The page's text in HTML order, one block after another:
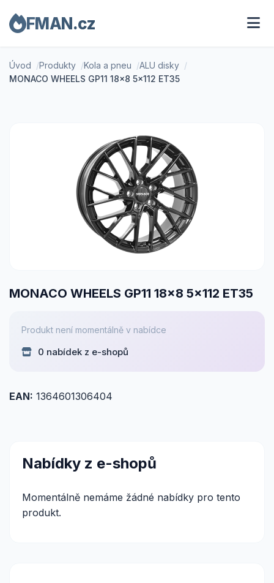
FMAN.cz
Úvod Produkty Kola a pneu
ALU disky
MONACO WHEELS GP11 18x8 5x112 ET35
MONACO WHEELS GP11 18x8 5x112 ET35
Produkt není momentálně v nabídce
0 nabídek z e-shopů
EAN: 1364601306404
Nabídky z e-shopů
Momentálně nemáme žádné nabídky pro tento
produkt.